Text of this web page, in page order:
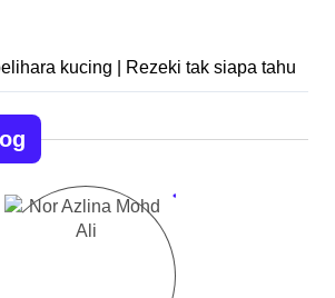
kucing | Rezeki tak siapa tahu